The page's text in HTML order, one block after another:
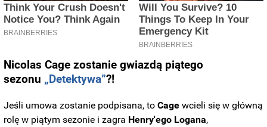
Nicolas Cage zostanie gwiazdą piątego
sezonu „Detektywa”?!
Jeśli umowa zostanie podpisana, toCage wcieli się w główną
rolę w piątym sezonie i zagra Henry'ego Logana,